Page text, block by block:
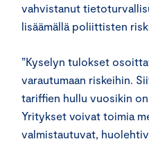
vahvistanut
lisäämällä poliittisten
”Kyselyn tulokset
varautumaan riskeihin.
tariffien hullu vuosikin
Yritykset voivat toimia
valmistautuvat,